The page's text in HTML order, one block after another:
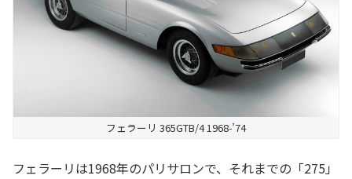
フェラーリ 365GTB/4 1968-’74
フェラーリは1968年のパリサロンで、それまでの「275」